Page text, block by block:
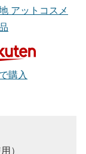
アットコスメ
購入
）